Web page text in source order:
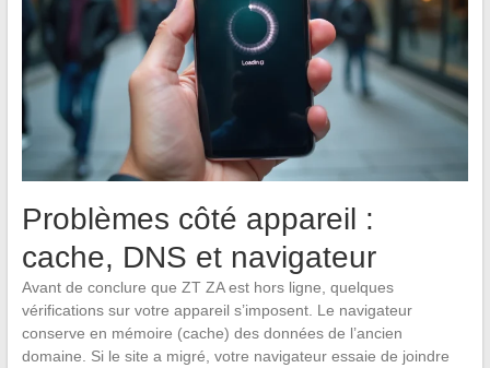
Problèmes côté appareil :
cache, DNS et navigateur
Avant de conclure que ZT ZA est hors ligne, quelques
vérifications sur votre appareil s’imposent. Le navigateur
conserve en mémoire (cache) des données de l’ancien
domaine. Si le site a migré, votre navigateur essaie de joindre